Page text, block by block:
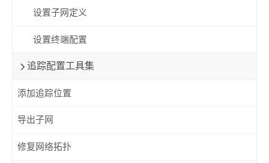
设置子网定义
设置终端配置
追踪配置工具集
添加追踪位置
导出子网
修复网络拓扑